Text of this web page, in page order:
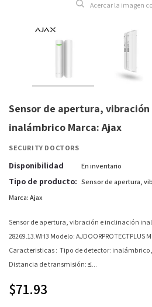
Acercar la imagen
Sensor de apertura,
inalámbrico Marca: Ajax
SECURITY DOCTORS
Disponibilidad En inventario
Tipo de producto: Sensor de apertura,
Marca: Ajax
Sensor de apertura, vibración e inclinación
28269.13.WH3 Modelo:
Caracteristicas : Tipo de detector:
Distancia de transmisión: ≤...
$71.93